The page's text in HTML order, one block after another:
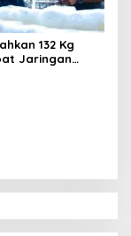
132 Kg
Jaringan